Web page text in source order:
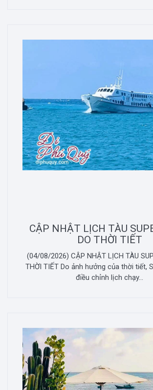
CẬP NHẬT LỊCH TÀU
DO THỜI TIẾT
(04/08/2026) CẬP NHẬT LỊCH TÀU
THỜI TIẾT Do ảnh hưởng của thời tiết,
điều chỉnh lịch chạy...